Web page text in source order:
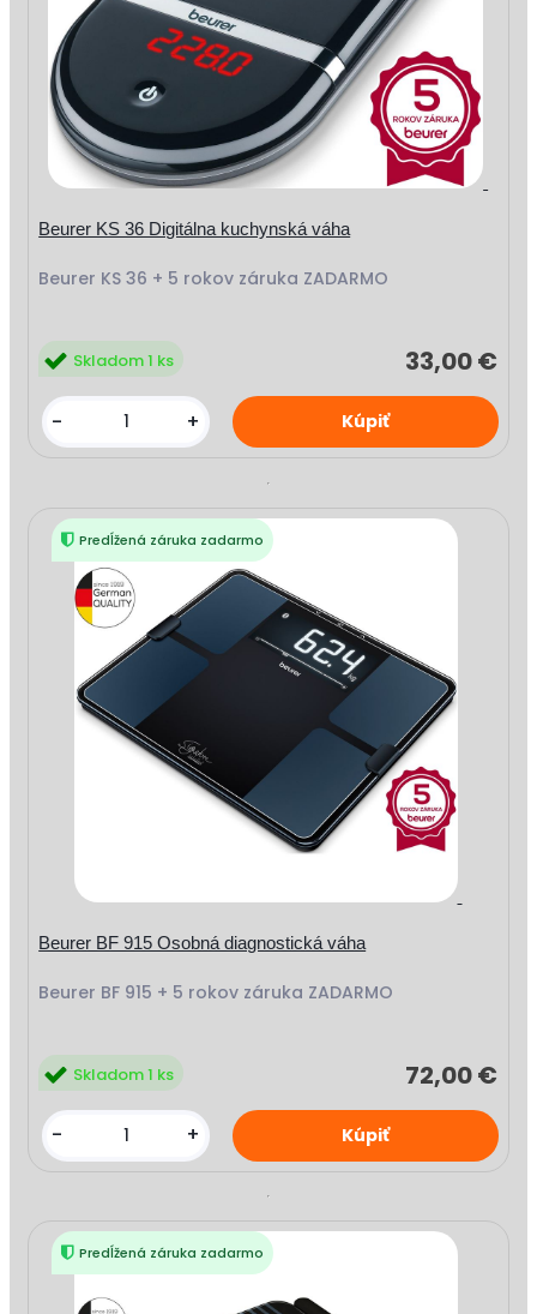
Beurer KS 36 Digitálna kuchynská váha
Beurer KS 36 + 5 rokov záruka ZADARMO
33,00 €
Skladom 1 ks
- +
Beurer BF 915 Osobná diagnostická váha
Beurer BF 915 + 5 rokov záruka ZADARMO
72,00 €
Skladom 1 ks
- +
Predĺžená záruka zadarmo
Predĺžená záruka zadarmo